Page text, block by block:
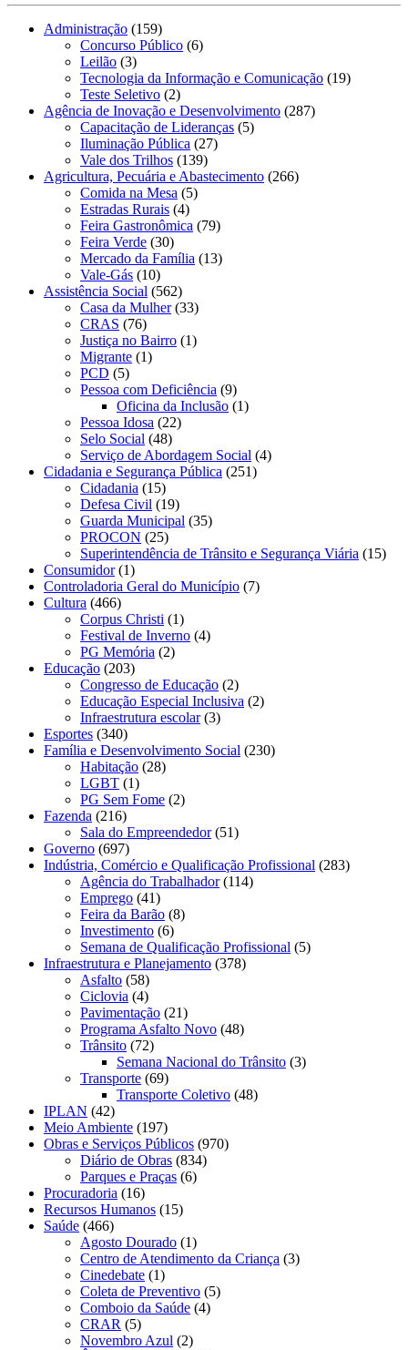
Administração (159)
Concurso Público (6)
Leilão (3)
Tecnologia da Informação e Comunicação (19)
Teste Seletivo (2)
Agência de Inovação e Desenvolvimento (287)
Capacitação de Lideranças (5)
Iluminação Pública (27)
Vale dos Trilhos (139)
Agricultura, Pecuária e Abastecimento (266)
Comida na Mesa (5)
Estradas Rurais (4)
Feira Gastronômica (79)
Feira Verde (30)
Mercado da Família (13)
Vale-Gás (10)
Assistência Social (562)
Casa da Mulher(33)
CRAS (76)
Justiça no Bairro (1)
Migrante (1)
PCD (5)
Pessoa com Deficiência (9)
Oficina da Inclusão (1)
Pessoa Idosa (22)
Selo Social (48)
Serviço de Abordagem Social (4)
Cidadania e Segurança Pública (251)
Cidadania (15)
Defesa Civil (19)
Guarda Municipal (35)
PROCON (25)
Superintendência de Trânsito e Segurança Viária (15)
Consumidor(1)
Controladoria Geral do Município (7)
Cultura (466)
Corpus Christi (1)
Festival de Inverno (4)
PG Memória (2)
Educação (203)
Congresso de Educação (2)
Educação Especial Inclusiva (2)
Infraestrutura escolar(3)
Esportes (340)
Família e Desenvolvimento Social (230)
Habitação (28)
LGBT (1)
PG Sem Fome (2)
Fazenda (216)
Sala do Empreendedor(51)
Governo (697)
Indústria, Comércio e Qualificação Profissional (283)
Agência do Trabalhador(114)
Emprego (41)
Feira da Barão (8)
Investimento (6)
Semana de Qualificação Profissional (5)
Infraestrutura e Planejamento (378)
Asfalto (58)
Ciclovia (4)
Pavimentação (21)
Programa Asfalto Novo (48)
Trânsito (72)
Semana Nacional do Trânsito (3)
Transporte (69)
Transporte Coletivo (48)
IPLAN (42)
Meio Ambiente (197)
Obras e Serviços Públicos (970)
Diário de Obras (834)
Parques e Praças (6)
Procuradoria (16)
Recursos Humanos (15)
Saúde (466)
Agosto Dourado (1)
Centro de Atendimento da Criança (3)
Cinedebate (1)
Coleta de Preventivo (5)
Comboio da Saúde (4)
CRAR (5)
Novembro Azul (2)